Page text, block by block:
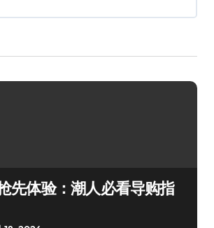
先体验：潮人必看导购指